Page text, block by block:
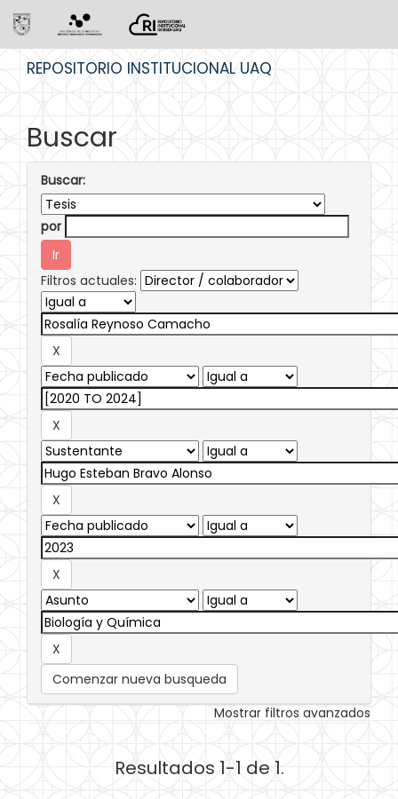
REPOSITORIO INSTITUCIONAL UAQ
Buscar
Buscar:
por
Filtros actuales:
Comenzar nueva busqueda
Mostrar filtros avanzados
Resultados 1-1 de 1.